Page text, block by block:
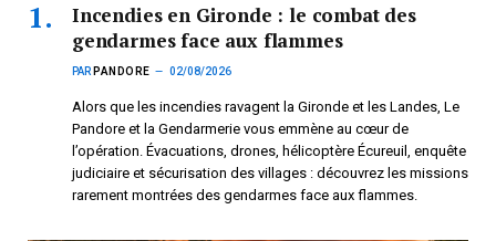
Incendies en Gironde : le combat des
gendarmes face aux flammes
PAR PANDORE 02/08/2026
Alors que les incendies ravagent la Gironde et les Landes, Le
Pandore et la Gendarmerie vous emmène au cœur de
l’opération. Évacuations, drones, hélicoptère Écureuil, enquête
judiciaire et sécurisation des villages : découvrez les missions
rarement montrées des gendarmes face aux flammes.